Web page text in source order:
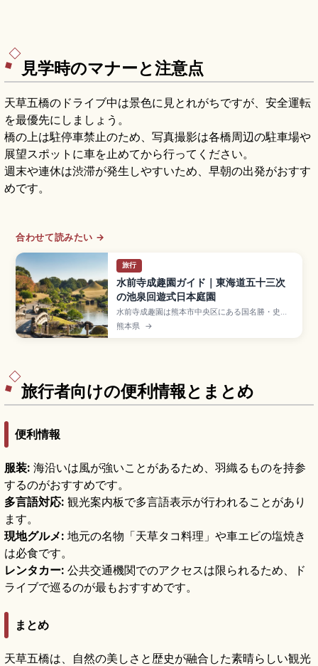
見学時のマナーと注意点
天草五橋のドライブ中は景色に見とれがちですが、安全運転
を最優先にしましょう。
橋の上は駐停車禁止のため、写真撮影は各橋周辺の駐車場や
展望スポットに車を止めてから行ってください。
週末や連休は渋滞が発生しやすいため、早朝の出発がおすす
めです。
合わせて読みたい →
旅行
水前寺成趣園ガイド｜東海道五十三次
の池泉回遊式日本庭園
水前寺成趣園は熊本市中央区にある国名勝・史跡
指定の池泉回遊式大名庭園で、寛永9年(1632年)
に細川忠利が御茶屋を設けたのが始まりです。陶
熊本県 →
旅行者向けの便利情報とまとめ
便利情報
服装: 海沿いは風が強いことがあるため、羽織るものを持参
するのがおすすめです。
多言語対応: 観光案内板で多言語表示が行われることがあり
ます。
現地グルメ: 地元の名物「天草タコ料理」や車エビの塩焼き
は必食です。
レンタカー: 公共交通機関でのアクセスは限られるため、ド
ライブで巡るのが最もおすすめです。
まとめ
天草五橋は、自然の美しさと歴史が融合した素晴らしい観光